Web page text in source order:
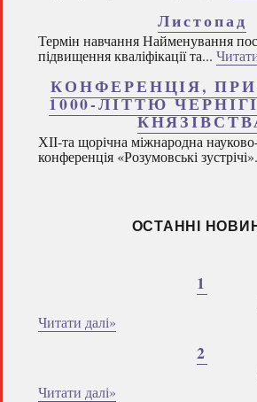
Листопад
Термін навчання Найменування
підвищення кваліфікації та...
КОНФЕРЕНЦІЯ,
1000-ЛІТТЮ
ХІІ-та щорічна міжнародна
конференція «Розумовські
ОСТАННІ
1
Читати далі»
2
Читати далі»